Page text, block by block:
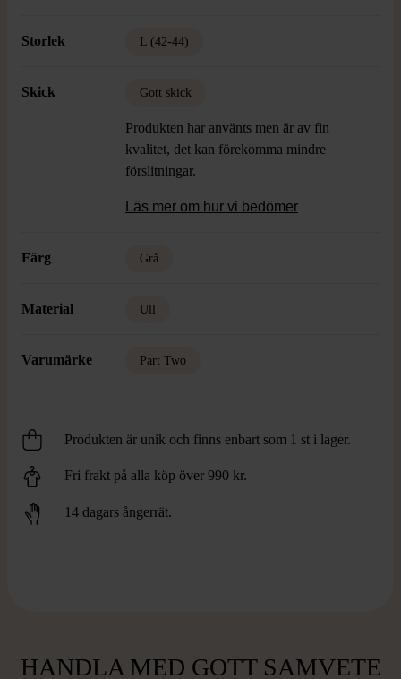
Storlek L (42-44)
Skick Gott skick
Produkten har använts men är av fin
kvalitet, det kan förekomma mindre
förslitningar.
Läs mer om hur vi bedömer
Färg Grå
Material Ull
Varumärke Part Two
Produkten är unik och finns enbart som 1 st i lager.
Fri frakt på alla köp över 990 kr.
14 dagars ångerrät.
HANDLA MED GOTT SAMVETE